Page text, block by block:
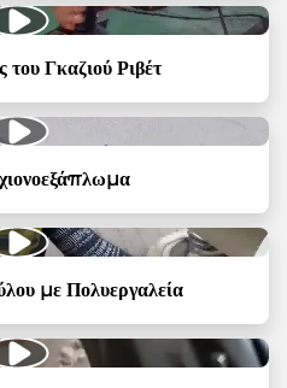
του Γκαζιού Ριβέτ
με Πολυεργαλεία